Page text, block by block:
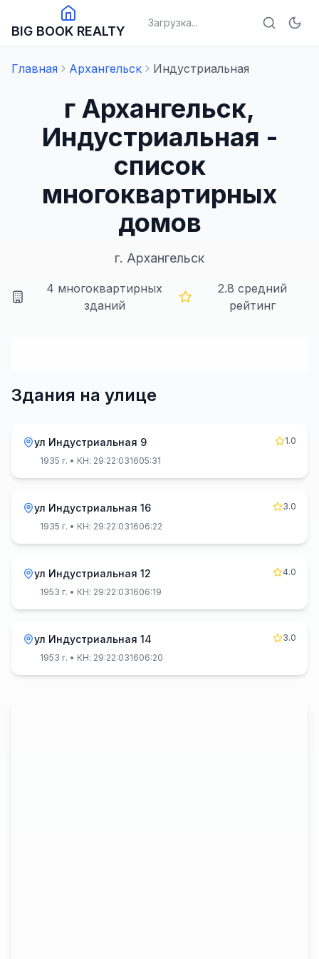
BIG BOOK REALTY
Загрузка...
Главная Архангельск Индустриальная
г Архангельск,
Индустриальная -
список
многоквартирных
домов
г. Архангельск
4 многоквартирных
зданий
2.8 средний
рейтинг
Здания на улице
ул Индустриальная 9
1.0
1935 г. • КН: 29:22:031605:31
ул Индустриальная 16
3.0
1935 г. • КН: 29:22:031606:22
ул Индустриальная 12
4.0
1953 г. • КН: 29:22:031606:19
ул Индустриальная 14
3.0
1953 г. • КН: 29:22:031606:20